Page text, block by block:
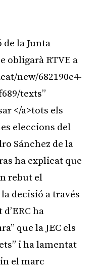
la Junta
obligarà RTVE a
new/682190e4-
texts”
</a>tots els
eleccions del
Sánchez de la
ha explicat que
rebut el
decisió a través
ha
que la JEC els
i ha lamentat
el marc